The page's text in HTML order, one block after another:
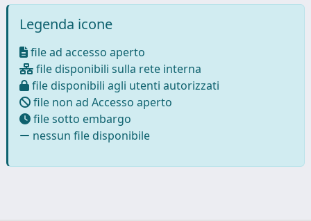
Legenda icone
file ad accesso aperto
file disponibili sulla rete interna
file disponibili agli utenti autorizzati
file non ad Accesso aperto
file sotto embargo
nessun file disponibile